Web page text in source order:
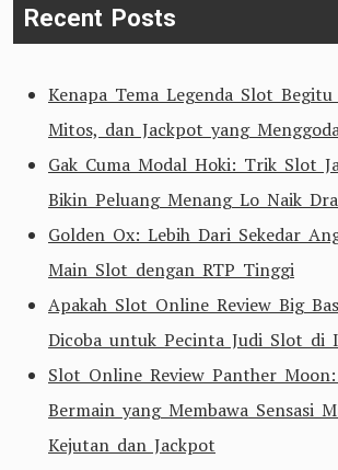
Recent Posts
Kenapa Tema Legenda Slot
Mitos, dan Jackpot yang
Gak Cuma Modal Hoki: Trik Slot
Bikin Peluang Menang Lo Naik
Golden Ox: Lebih Dari Sekedar
Main Slot dengan RTP Tinggi
Apakah Slot Online Review Big
Dicoba untuk Pecinta Judi Slot di
Slot Online Review Panther
Bermain yang Membawa Sensasi
Kejutan dan Jackpot